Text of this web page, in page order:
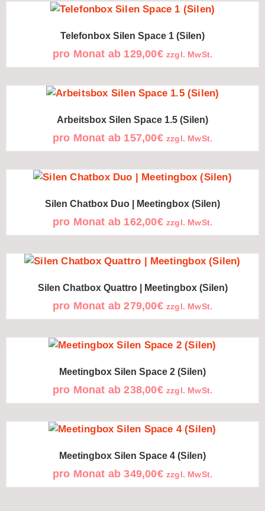
Telefonbox Silen Space 1 (Silen)
pro Monat ab 129,00€ zzgl. MwSt.
Arbeitsbox Silen Space 1.5 (Silen)
pro Monat ab 157,00€ zzgl. MwSt.
Silen Chatbox Duo | Meetingbox (Silen)
pro Monat ab 162,00€ zzgl. MwSt.
Silen Chatbox Quattro | Meetingbox (Silen)
pro Monat ab279,00€ zzgl. MwSt.
Meetingbox Silen Space 2 (Silen)
pro Monat ab238,00€ zzgl. MwSt.
Meetingbox Silen Space 4 (Silen)
pro Monat ab349,00€ zzgl. MwSt.